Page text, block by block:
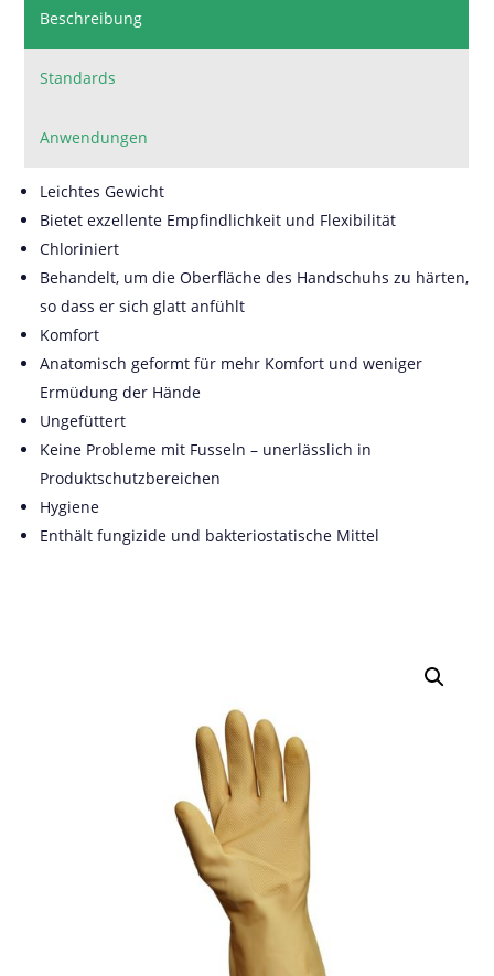
Beschreibung
Standards
Anwendungen
Leichtes Gewicht
Bietet exzellente Empfindlichkeit und Flexibilität
Chloriniert
Behandelt, um die Oberfläche des Handschuhs zu härten,
so dass er sich glatt anfühlt
Komfort
Anatomisch geformt für mehr Komfort und weniger
Ermüdung der Hände
Ungefüttert
Keine Probleme mit Fusseln – unerlässlich in
Produktschutzbereichen
Hygiene
Enthält fungizide und bakteriostatische Mittel